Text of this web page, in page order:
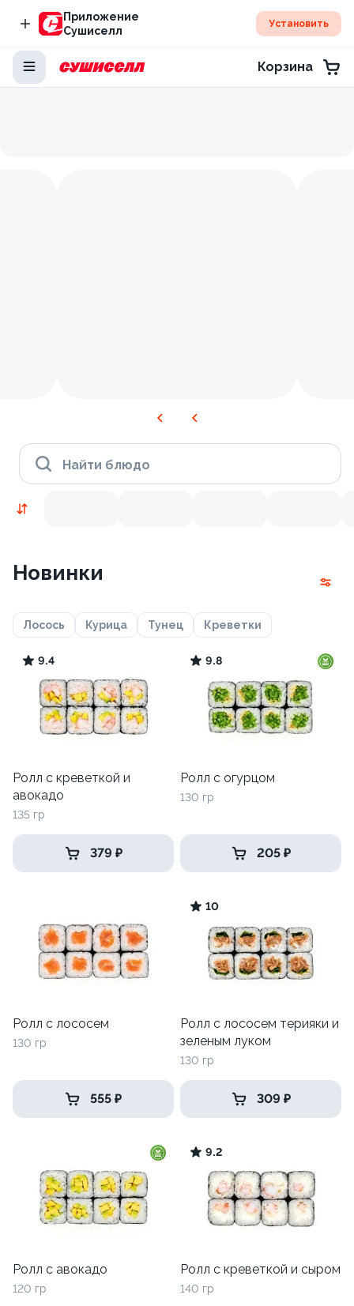
Приложение
Сушиселл
Установить
Корзина
Найти блюдо
Новинки
Лосось Курица Тунец Креветки
9.4
Ролл с креветкой и
авокадо
135 гр
379 ₽
9.8
Ролл с огурцом
130 гр
205 ₽
Ролл с лососем
130 гр
555 ₽
10
Ролл с лососем терияки и
зеленым луком
130 гр
309 ₽
Ролл с авокадо
120 гр
9.2
Ролл с креветкой и сыром
140 гр